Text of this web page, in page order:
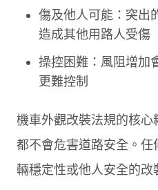
傷及他人可能：突出
造成其他用路人受傷
操控困難：風阻增加
更難控制
機車外觀改裝法規的核
都不會危害道路安全。
輛穩定性或他人安全的改